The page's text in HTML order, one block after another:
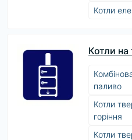
Котли
Котли на
паливо
Котли
горіння
Котли